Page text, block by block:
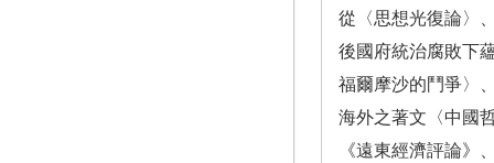
從〈思想光復論〉
後國府統治腐敗下
福爾摩沙的鬥爭〉
海外之著文〈中國
《遠東經濟評論》